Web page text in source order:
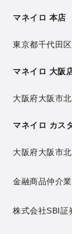
マネイロ 本店
東京都千代田
マネイロ 大阪
大阪府大阪市
マネイロ カス
大阪府大阪市
金融商品仲介
株式会社SBI証